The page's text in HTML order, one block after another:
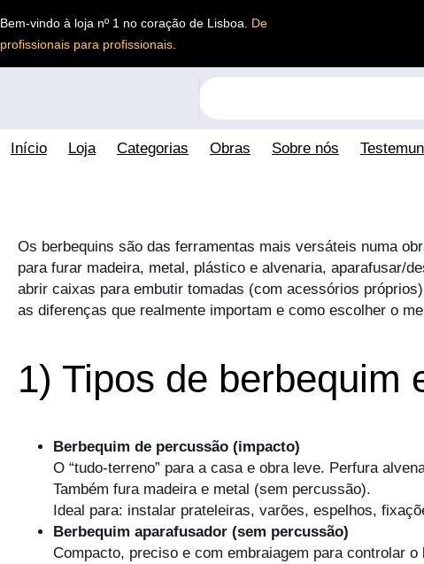
para
o
conteúdo
Bem-vindo à loja nº 1 no coração de Lisboa. De
profissionais para profissionais
S
e
a
Início Loja Categorias Obras Sobre nós
Os berbequins são das ferramentas mais versáteis numa
para furar madeira, metal, plástico e alvenaria, aparafusar/
abrir caixas para embutir tomadas (com acessórios
as diferenças que realmente importam e como escolher o
1) Tipos de berbequim
Berbequim de percussão (impacto)
O “tudo-terreno” para a casa e obra leve. Perfura
Também fura madeira e metal (sem percussão).
Ideal para: instalar prateleiras, varões, espelhos,
Berbequim aparafusador (sem percussão)
Compacto, preciso e com embraiagem para controlar